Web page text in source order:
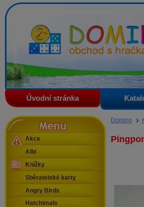
Domino - obchod s hračkami
Úvodní stránka
Domino
Menu
Akce
Albi
Knížky
Sběratelské karty
Angry Birds
Hatchimals